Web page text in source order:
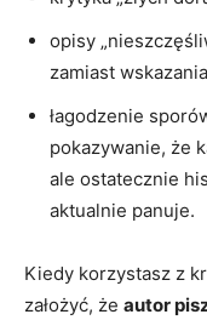
opisy
zamiast
łagodzenie
pokazywanie, że
ale ostatecznie
aktualnie panuje.
Kiedy korzystasz z
założyć, że autor